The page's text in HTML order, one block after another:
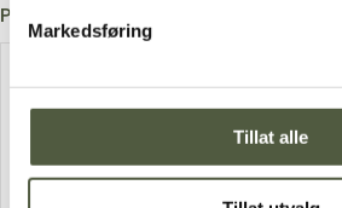
Markedsføring
Tillat alle
Post A Comment